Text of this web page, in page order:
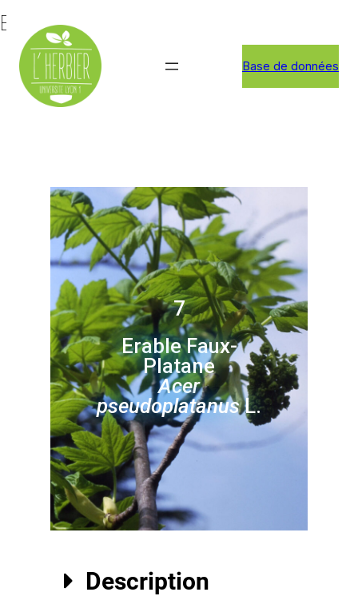
Base de données
Erable Faux-Platane
7
Erable Faux-
Platane
Acer
pseudoplatanusL.
Description